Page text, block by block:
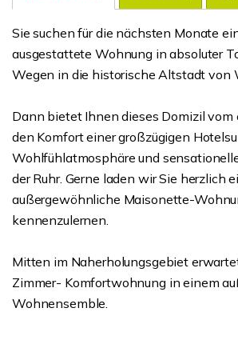
Sie suchen für die nächsten Monate
ausgestattete Wohnung in absoluter
Wegen in die historische Altstadt von
Dann bietet Ihnen dieses Domizil vom
den Komfort einer großzügigen
Wohlfühlatmosphäre und
der Ruhr. Gerne laden wir Sie herzlich
außergewöhnliche Maisonette-
kennenzulernen.
Mitten im Naherholungsgebiet
Zimmer- Komfortwohnung in einem
Wohnensemble.